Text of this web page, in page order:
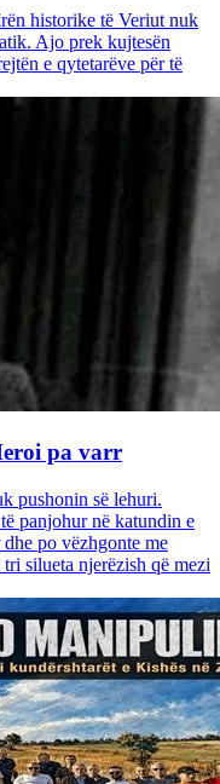
historike të Veriut nuk
Ajo prek kujtesën
e qytetarëve për të
pa varr
pushonin së lehuri.
panjohur në katundin e
po vëzhgonte me
silueta njerëzish që mezi